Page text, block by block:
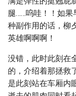
腿……呜哇！！如果
种副作用的话，柳
英雄啊啊啊！
没错，此时此刻在
的，介绍着那拯救
是此刻站在车厢内